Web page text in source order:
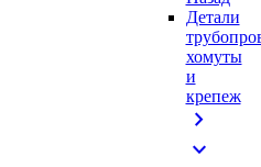
Детали
хомуты
и
крепеж
chevron_right
expand_more